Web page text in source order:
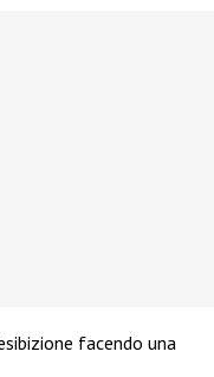
facendo una